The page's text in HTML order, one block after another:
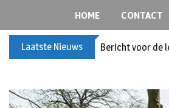
HOME CONTACT
Laatste Nieuws Bericht voor de